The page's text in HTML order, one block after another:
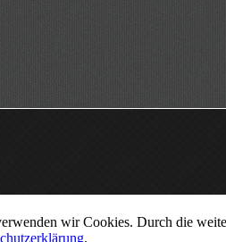
wir Cookies. Durch die
.